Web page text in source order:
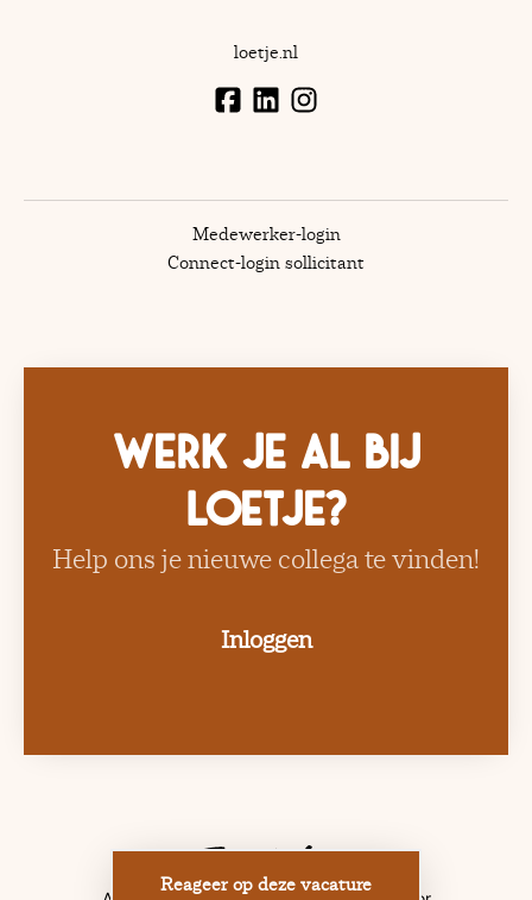
Reageer op deze vacature
loetje.nl
Medewerker-login
Connect-login sollicitant
Werk je al bij
Loetje?
Help ons je nieuwe collega te vinden!
Inloggen